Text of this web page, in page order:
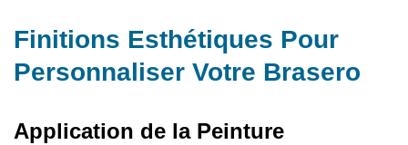
Finitions Esthétiques Pour
Personnaliser Votre Brasero
Application de la Peinture